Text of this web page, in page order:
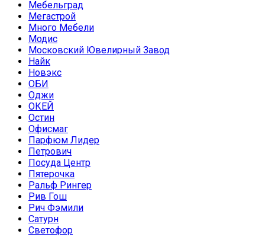
Мебельград
Мегастрой
Много Мебели
Модис
Московский Ювелирный Завод
Найк
Новэкс
ОБИ
Оджи
ОКЕЙ
Остин
Офисмаг
Парфюм Лидер
Петрович
Посуда Центр
Пятерочка
Ральф Рингер
Рив Гош
Рич Фэмили
Сатурн
Светофор